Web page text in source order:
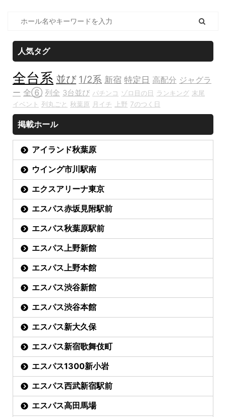
人気タグ
全台系 並び 1/2系 新宿 特定日 高配分 ジャグラ
ー 全⑥ 列全 3台並び パチンコ ゾロ目の日 ランキング 末尾
イベント 列丸ごと 秋葉原 月イチ 上野 7のつく日
掲載ホール
アイランド秋葉原
ウイング市川駅南
エクスアリーナ東京
エスパス赤坂見附駅前
エスパス秋葉原駅前
エスパス上野新館
エスパス上野本館
エスパス渋谷新館
エスパス渋谷本館
エスパス新大久保
エスパス新宿歌舞伎町
エスパス1300新小岩
エスパス西武新宿駅前
エスパス高田馬場